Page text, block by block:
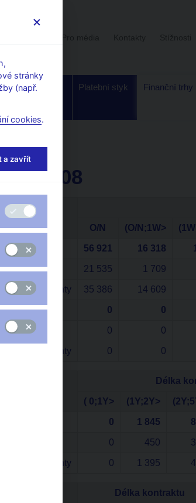
Bankovky a
Platební styk Finanční trhy
2008
Duben 2008
O/N (O/N;1W>
(v mil CZK) 56 921 16 318
s rezidenty 21 535 1 709
s nerezidenty 35 386 14 609
(v mil CZK) 0 0
s rezidenty 0 0
s nerezidenty 0 0
Délka
( 0;1Y> (1Y;2Y>
0 1 845
0 450
s nerezidenty 0 1 395
Délka kontraktu
stránky
(např.
cookies.
a zavřít